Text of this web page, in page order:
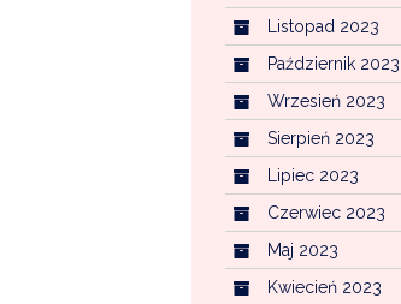
Listopad 2023
Październik 2023
Wrzesień 2023
Sierpień 2023
Lipiec 2023
Czerwiec 2023
Maj 2023
Kwiecień 2023